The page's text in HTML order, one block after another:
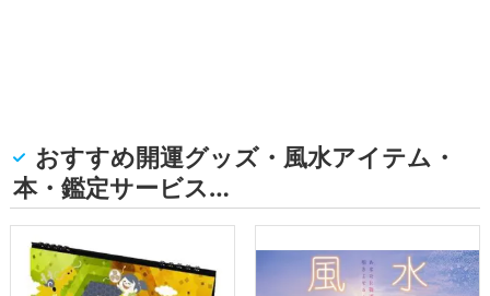
おすすめ開運グッズ・風水アイテム・
本・鑑定サービス…